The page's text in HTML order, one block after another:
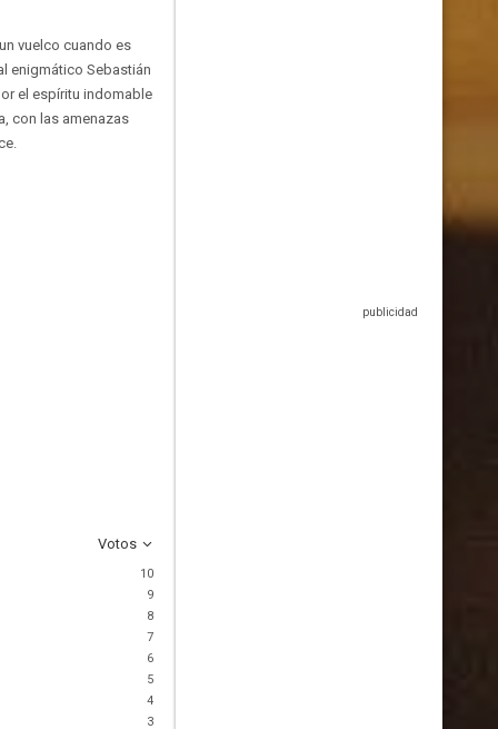
vuelco cuando es
enigmático Sebastián
el espíritu indomable
con las amenazas
Votos
10
9
8
7
6
5
4
3